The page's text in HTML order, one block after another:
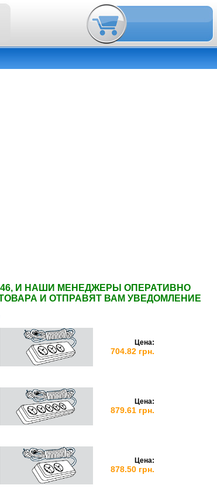
46, И НАШИ МЕНЕДЖЕРЫ ОПЕРАТИВНО
И ОТПРАВЯТ ВАМ УВЕДОМЛЕНИЕ
Цена:
704.82 грн.
Цена:
879.61 грн.
Цена:
878.50 грн.